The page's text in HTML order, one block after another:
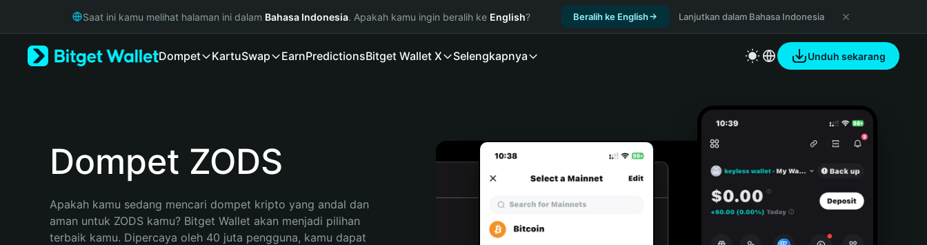
Русский
Bahasa Indonesia
Saat ini kamu melihat halaman ini dalam Bahasa Indonesia. Apakah kamu ingin beralih ke English? Beralih ke English Lanjutkan dalam Bahasa Indonesia
Dompet KartuSwap EarnPredictionsBitget Wallet X Selengkapnya Unduh sekarang
Dompet ZODS
Apakah kamu sedang mencari dompet kripto yang andal dan
aman untuk ZODS kamu? Bitget Wallet akan menjadi pilihan
terbaik kamu. Dipercaya oleh 40 juta pengguna, kamu dapat